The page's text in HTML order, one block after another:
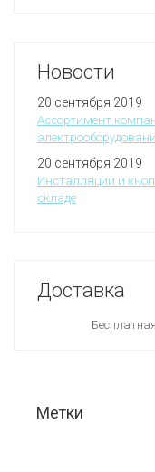
Новости
20 сентября 2019
Ассортимент
20 сентября 2019
Инсталляции и
складе
Доставка
Метки